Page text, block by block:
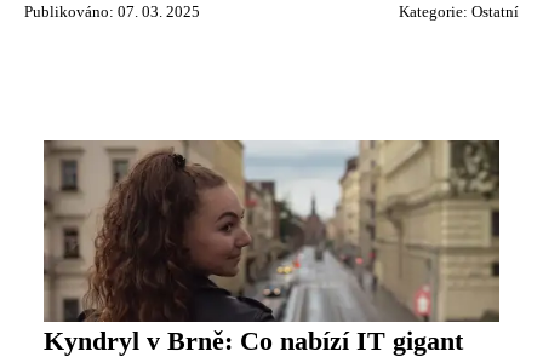
Publikováno: 07. 03. 2025 Kategorie: Ostatní
Kyndryl v Brně: Co nabízí IT gigant